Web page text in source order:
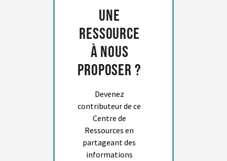
Une
ressource
à nous
proposer ?
Devenez
contributeur de ce
Centre de
Ressources en
partageant des
informations